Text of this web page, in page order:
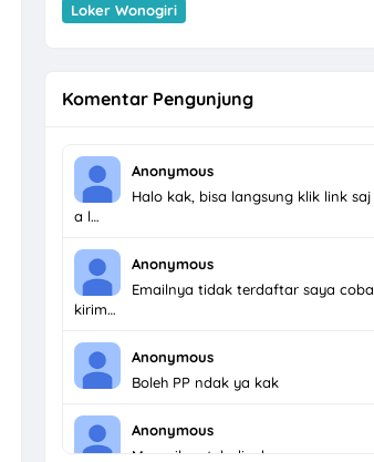
Loker Wonogiri
Komentar Pengunjung
Anonymous
Halo kak, bisa langsung klik link saj
a l…
Anonymous
Emailnya tidak terdaftar saya coba
kirim…
Anonymous
Boleh PP ndak ya kak
Anonymous
Menarik untuk dicoba